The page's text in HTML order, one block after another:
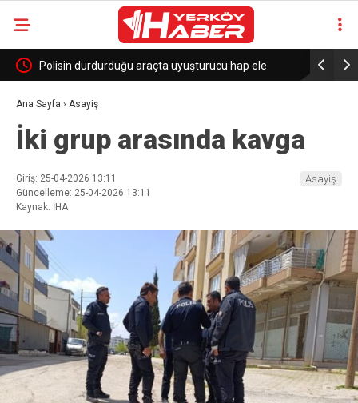
Polisin durdurduğu araçta uyuşturucu hap ele
geçirildi
Ana Sayfa › Asayiş
İki grup arasında kavga
Giriş: 25-04-2026 13:11
Güncelleme: 25-04-2026 13:11
Kaynak: İHA
Asayiş